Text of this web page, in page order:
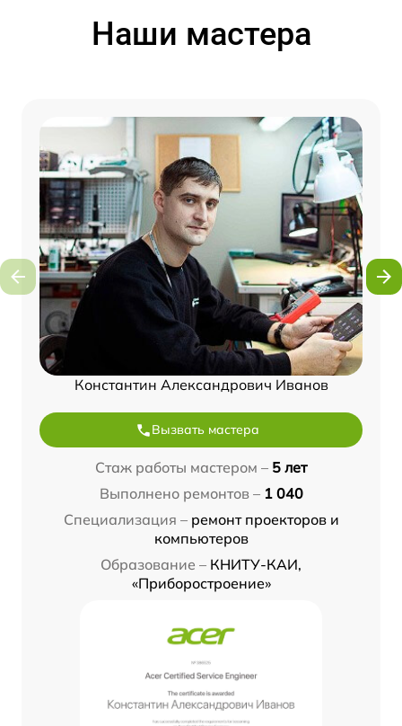
Наши мастера
Константин Александрович Иванов
Вызвать мастера
Стаж работы мастером – 5 лет
Выполнено ремонтов – 1 040
Специализация – ремонт проекторов и
компьютеров
Образование – КНИТУ-КАИ,
«Приборостроение»